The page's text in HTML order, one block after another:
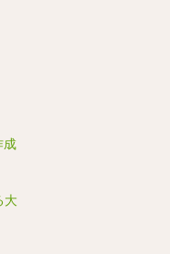
成
大